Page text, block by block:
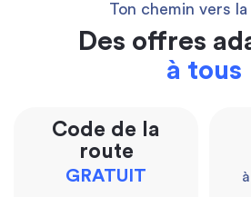
Ton chemin vers
Des offres
à tous
Code de la
route
GRATUIT